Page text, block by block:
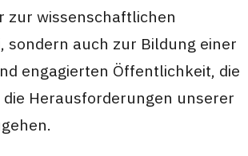
zur wissenschaftlichen
sondern auch zur Bildung einer
engagierten Öffentlichkeit, die
die Herausforderungen unserer